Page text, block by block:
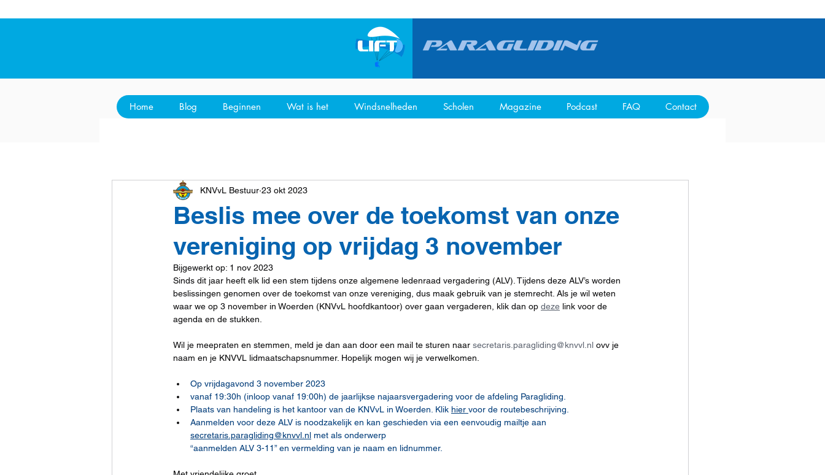
Home Blog Beginnen Wat is het Windsnelheden Scholen Magazine Podcast FAQ Contact
Beslis mee over de toekomst van onze
vereniging op vrijdag 3 november
KNVvL Bestuur 23 okt 2023
Bijgewerkt op: 1 nov 2023
Sinds dit jaar heeft elk lid een stem tijdens onze algemene ledenraad vergadering (ALV). Tijdens deze ALV’s worden
beslissingen genomen over de toekomst van onze vereniging, dus maak gebruik van je stemrecht. Als je wil weten
waar we op 3 november in Woerden (KNVvL hoofdkantoor) over gaan vergaderen, klik dan op deze link voor de
agenda en de stukken.
Wil je meepraten en stemmen, meld je dan aan door een mail te sturen naar secretaris.paragliding@knvvl.nl ovv je
naam en je KNVVL lidmaatschapsnummer. Hopelijk mogen wij je verwelkomen.
Op vrijdagavond 3 november 2023
vanaf 19:30h (inloop vanaf 19:00h) de jaarlijkse najaarsvergadering voor de afdeling Paragliding.
Plaats van handeling is het kantoor van de KNVvL in Woerden. Klik hier voor de routebeschrijving.
Aanmelden voor deze ALV is noodzakelijk en kan geschieden via een eenvoudig mailtje aan
secretaris.paragliding@knvvl.nl met als onderwerp
“aanmelden ALV 3-11” en vermelding van je naam en lidnummer.